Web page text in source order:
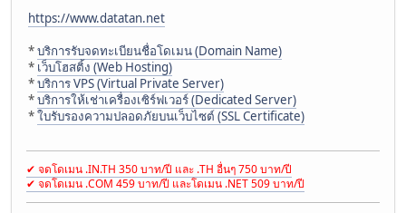
https://www.datatan.net
*บริการรับจดทะเบียนชื่อโดเมน (Domain Name)
* เว็บโฮสติ้ง (Web Hosting)
*บริการ VPS (Virtual Private Server)
*บริการให้เช่าเครื่องเซิร์ฟเวอร์ (Dedicated Server)
*ใบรับรองความปลอดภัยบนเว็บไซต์ (SSL Certificate)
✔ จดโดเมน .IN.TH 350 บาท/ปี และ .TH อื่นๆ 750 บาท/ปี
✔ จดโดเมน .COM 459 บาท/ปี และโดเมน .NET 509 บาท/ปี